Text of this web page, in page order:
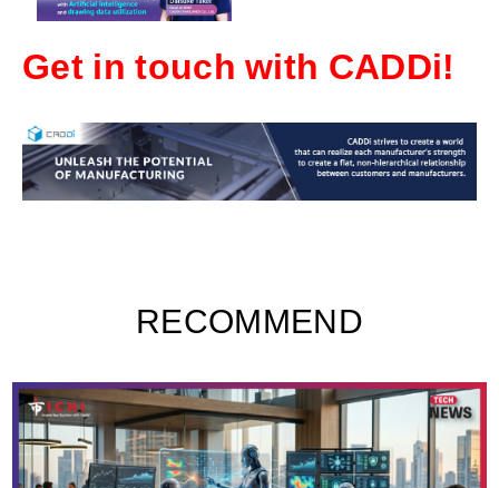
Get in touch with CADDi!
RECOMMEND